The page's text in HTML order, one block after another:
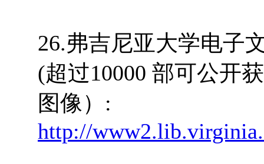
26.弗吉尼亚大学电子
(超过10000 部可公开
图像）:
http://